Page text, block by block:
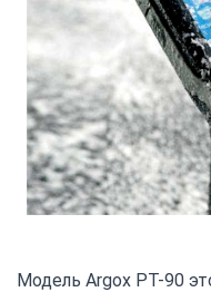
Модель Argox PT-90